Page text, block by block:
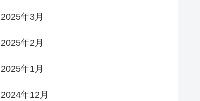
2025年3月
2025年2月
2025年1月
2024年12月